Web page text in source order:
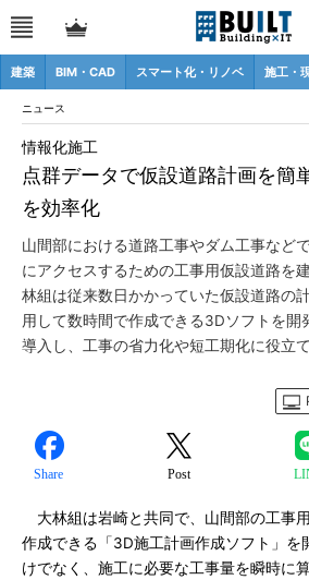
建築 BIM・CAD スマート化・リノベ 施工・
ニュース
点群データで仮設道路計画を簡
を効率化
情報化施工
山間部における道路工事やダム工事など
にアクセスするための工事用仮設道路を
林組は従来数日かかっていた仮設道路の
用して数時間で作成できる3Dソフトを開
導入し、工事の省力化や短工期化に役立て
Share Post
大林組は岩崎と共同で、山間部の工事
作成できる「3D施工計画作成ソフト」を
けでなく、施工に必要な工事量を瞬時に